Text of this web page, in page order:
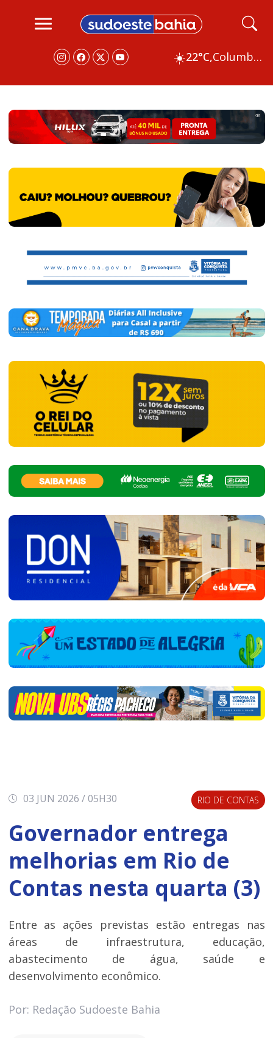
☀️22°C, Columbus
03 JUN 2026 / 05H30 RIO DE CONTAS
Governador entrega
melhorias em Rio de
Contas nesta quarta (3)
Entre as ações previstas estão entregas nas
áreas de infraestrutura, educação,
abastecimento de água, saúde e
desenvolvimento econômico.
Por: Redação Sudoeste Bahia